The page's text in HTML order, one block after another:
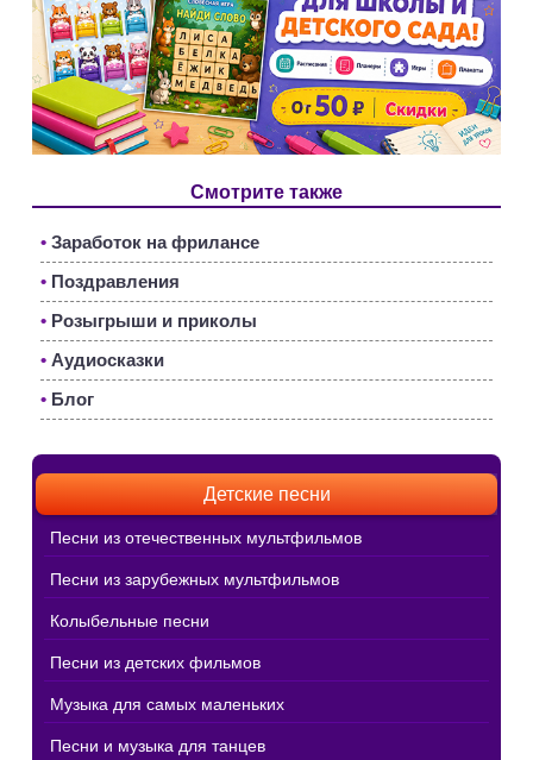
Смотрите также
• Заработок на фрилансе
• Поздравления
• Розыгрыши и приколы
• Аудиосказки
• Блог
Детские песни
Песни из отечественных мультфильмов
Песни из зарубежных мультфильмов
Колыбельные песни
Песни из детских фильмов
Музыка для самых маленьких
Песни и музыка для танцев